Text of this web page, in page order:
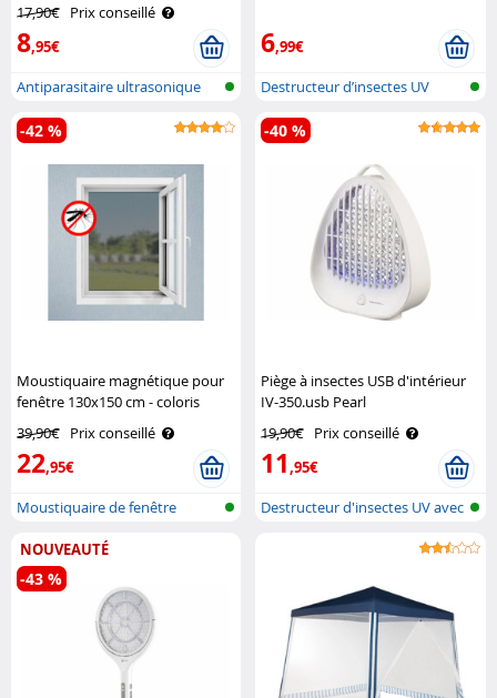
17,90€ Prix conseillé
8,95€
Antiparasitaire ultrasonique
pour l..
6,99€
Destructeur d’insectes UV
rechargea..
Moustiquaire magnétique pour
fenêtre 130x150 cm - coloris
39,90€ Prix conseillé
22,95€
-42 %
Moustiquaire de fenêtre
Piège à insectes USB d'intérieur
IV-350.usb Pearl
19,90€ Prix conseillé
11,95€
-40 %
Destructeur d'insectes UV avec
NOUVEAUTÉ
-43 %